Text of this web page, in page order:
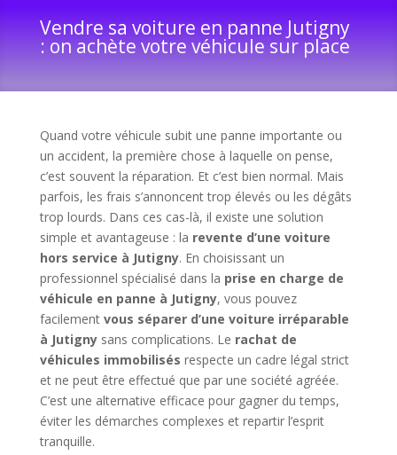
Vendre sa voiture en panne Jutigny
: on achète votre véhicule sur place
Quand votre véhicule subit une panne importante ou
un accident, la première chose à laquelle on pense,
c’est souvent la réparation. Et c’est bien normal. Mais
parfois, les frais s’annoncent trop élevés ou les dégâts
trop lourds. Dans ces cas-là, il existe une solution
simple et avantageuse : la revente d’une voiture
hors service à Jutigny. En choisissant un
professionnel spécialisé dans la prise en charge de
véhicule en panne à Jutigny, vous pouvez
facilement vous séparer d’une voiture irréparable
à Jutignysans complications. Le rachat de
véhicules immobilisés respecte un cadre légal strict
et ne peut être effectué que par une société agréée.
C’est une alternative efficace pour gagner du temps,
éviter les démarches complexes et repartir l’esprit
tranquille.